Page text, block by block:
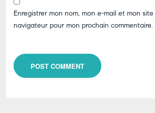
Enregistrer mon nom, mon e-mail et mon
navigateur pour mon prochain commentaire.
POST COMMENT